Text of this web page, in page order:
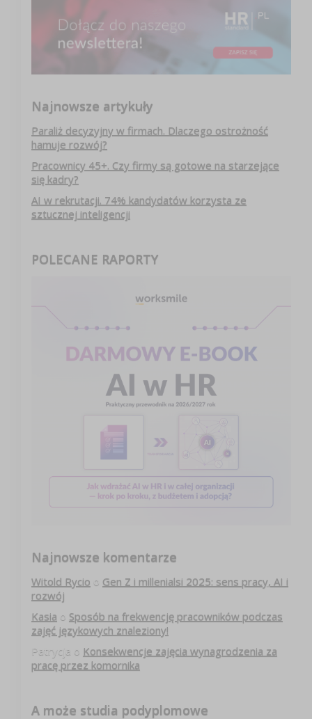
Najnowsze artykuły
Paraliż decyzyjny w firmach. Dlaczego ostrożność
hamuje rozwój?
Pracownicy 45+. Czy firmy są gotowe na starzejące
się kadry?
AI w rekrutacji. 74% kandydatów korzysta ze
sztucznej inteligencji
POLECANE RAPORTY
Najnowsze komentarze
Witold Rycio o Gen Z i millenialsi 2025: sens pracy, AI i
rozwój
Kasia o Sposób na frekwencję pracowników podczas
zajęć językowych znaleziony!
Patrycja o Konsekwencje zajęcia wynagrodzenia za
pracę przez komornika
A może studia podyplomowe